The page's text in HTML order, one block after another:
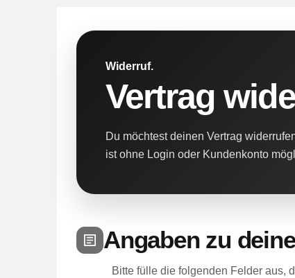
Widerruf.
Vertrag
Du möchtest deinen Vertrag
ist ohne Login oder Kundenkonto
Angaben zu
Bitte fülle die folgenden Felder aus,